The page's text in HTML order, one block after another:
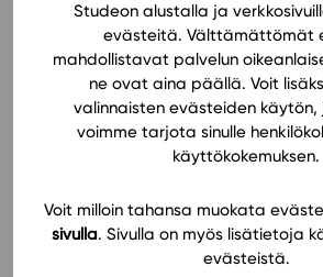
Studeon alustalla ja
evästeitä. Välttämättömät
mahdollistavat palvelun
ne ovat aina päällä. Voit
valinnaisten evästeiden käytön,
voimme tarjota sinulle
käyttökokemuksen.
Voit milloin tahansa muokata
sivulla. Sivulla on myös lisätietoja
evästeistä.
tutkimustehtävät auttavat
opiskeltavan asian. Omaa
pääsee arvioimaan Testaa
tehtävien ja itsearviointien avulla.
luku sisältää runsaasti monipuolisia
tehtäviä, ja tehtävissä on mukana
Laaja-alaisen osaamisen osa-
materiaalissa esille aihepiirien ja